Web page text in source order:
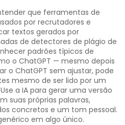
que ferramentas de
por recrutadores e
textos gerados por
de detectores de plágio de
padrões típicos de
o ChatGPT — mesmo depois
o ChatGPT sem ajustar, pode
mesmo de ser lido por um
a IA para gerar uma versão
suas próprias palavras,
concretos e um tom pessoal.
em algo único.